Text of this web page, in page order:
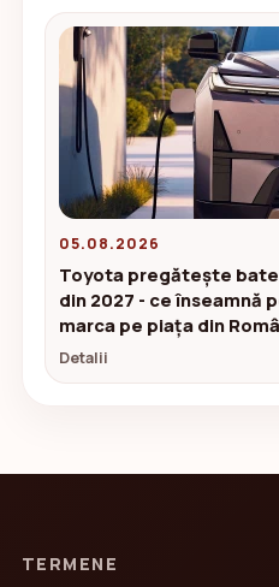
05.08.2026
Toyota pregătește
din 2027 - ce înseamnă
marca pe piața din
Detalii
TERMENE